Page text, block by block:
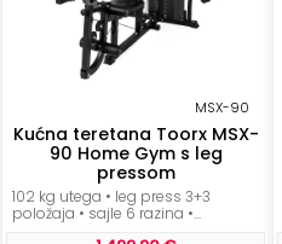
MSX-90
Kućna teretana Toorx MSX-
90 Home Gym s leg
pressom
102 kg utega • leg press 3+3
položaja • sajle 6 razina •...